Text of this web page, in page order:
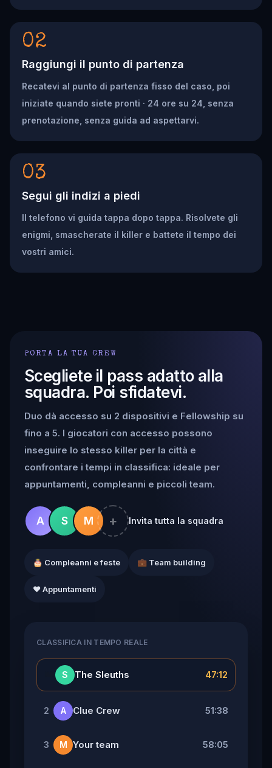
02
Raggiungi il punto di partenza
Recatevi al punto di partenza fisso del caso, poi
iniziate quando siete pronti · 24 ore su 24, senza
prenotazione, senza guida ad aspettarvi.
03
Segui gli indizi a piedi
Il telefono vi guida tappa dopo tappa. Risolvete gli
enigmi, smascherate il killer e battete il tempo dei
vostri amici.
PORTA LA TUA CREW
Scegliete il pass adatto alla
squadra. Poi sfidatevi.
Duo dà accesso su 2 dispositivi e Fellowship su
fino a 5. I giocatori con accesso possono
inseguire lo stesso killer per la città e
confrontare i tempi in classifica: ideale per
appuntamenti, compleanni e piccoli team.
A S M + Invita tutta la squadra
🎂 Compleanni e feste 💼 Team building
❤️ Appuntamenti
CLASSIFICA IN TEMPO REALE
S The Sleuths 47:12
2 A Clue Crew 51:38
3 M Your team 58:05